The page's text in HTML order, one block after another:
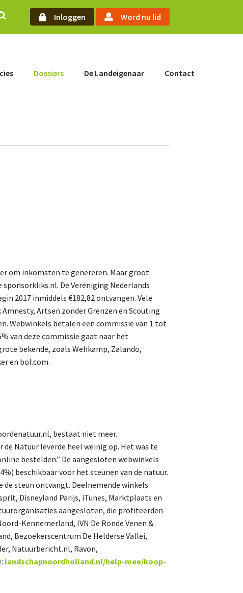
Inloggen Word nu lid
Dossiers De Landeigenaar Contact
om inkomsten te genereren. Maar groot
De Vereniging Nederlands
2017 inmiddels €182,82 ontvangen. Vele
Artsen zonder Grenzen en Scouting
Webwinkels betalen een commissie van 1 tot
van deze commissie gaat naar het
bekende, zoals Wehkamp, Zalando,
en bol.com.
bestaat niet meer.
Natuur leverde heel weinig op. Het was te
bestelden.” De aangesloten webwinkels
beschikbaar voor het steunen van de natuur.
steun ontvangt. Deelnemende winkels
Disneyland Parijs, iTunes, Marktplaats en
aangesloten, die profiteerden
Kennemerland, IVN De Ronde Venen &
Bezoekerscentrum De Helderse Vallei,
Natuurbericht.nl, Ravon,
landschapnoordholland.nl/help-mee/koop-
Home
Natuur-EHS/NNN
GLB
Didam arrest